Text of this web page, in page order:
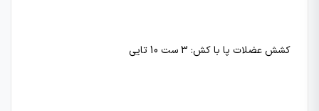
کشش عضلات پا با کش: 3 ست 10 تایی